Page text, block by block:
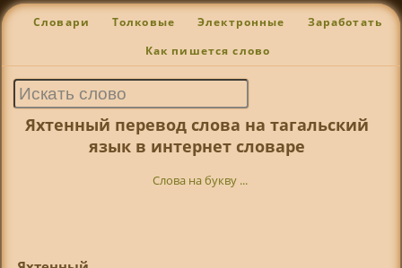
Словари Толковые Электронные Заработать
Как пишется слово
Яхтенный перевод слова на тагальский
язык в интернет словаре
Слова на букву ...